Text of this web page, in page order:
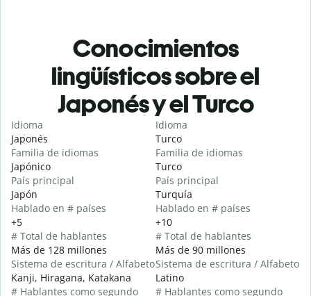
Conocimientos
lingüísticos sobre el
Japonés y el Turco
Idioma
Japonés
Familia de idiomas
Japónico
País principal
Japón
Hablado en # países
+5
# Total de hablantes
Más de 128 millones
Sistema de escritura / Alfabeto
Kanji, Hiragana, Katakana
# Hablantes como segundo
Idioma
Turco
Familia de idiomas
Turco
País principal
Turquía
Hablado en # países
+10
# Total de hablantes
Más de 90 millones
Sistema de escritura / Alfabeto
Latino
# Hablantes como segundo